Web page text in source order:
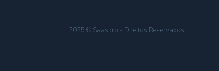
2025 © Saaspro - Direitos Reservados.